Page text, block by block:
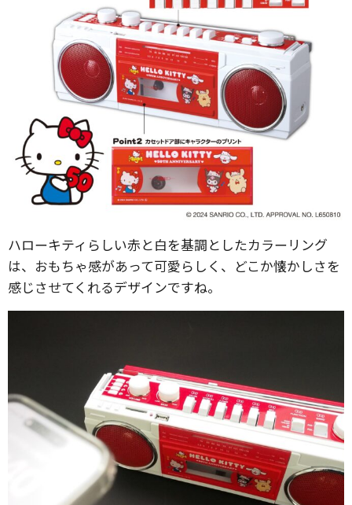
ハローキティらしい赤と白を基調としたカラーリング
は、おもちゃ感があって可愛らしく、どこか懐かしさを
感じさせてくれるデザインですね。